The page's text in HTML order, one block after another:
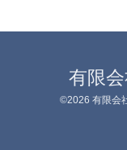
有限
©2026 有限会